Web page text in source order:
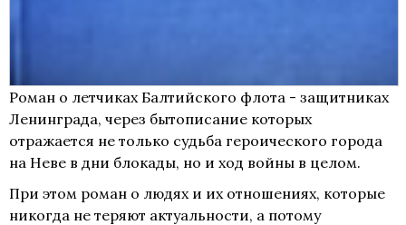
Роман о летчиках Балтийского флота - защитниках
Ленинграда, через бытописание которых
отражается не только судьба героического города
на Неве в дни блокады, но и ход войны в целом.
При этом роман о людях и их отношениях, которые
никогда не теряют актуальности, а потому